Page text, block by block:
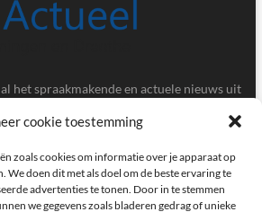
cookie toestemming
zoals cookies om informatie over je apparaat op
We doen dit met als doel om de beste ervaring te
advertenties te tonen. Door in te stemmen
we gegevens zoals bladeren gedrag of unieke
het spraakmakende en actuele nieuws uit
Groningen